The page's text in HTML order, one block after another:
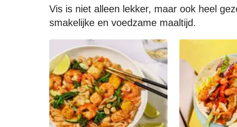
Vis is niet alleen lekker, maar ook heel
smakelijke en voedzame maaltijd.